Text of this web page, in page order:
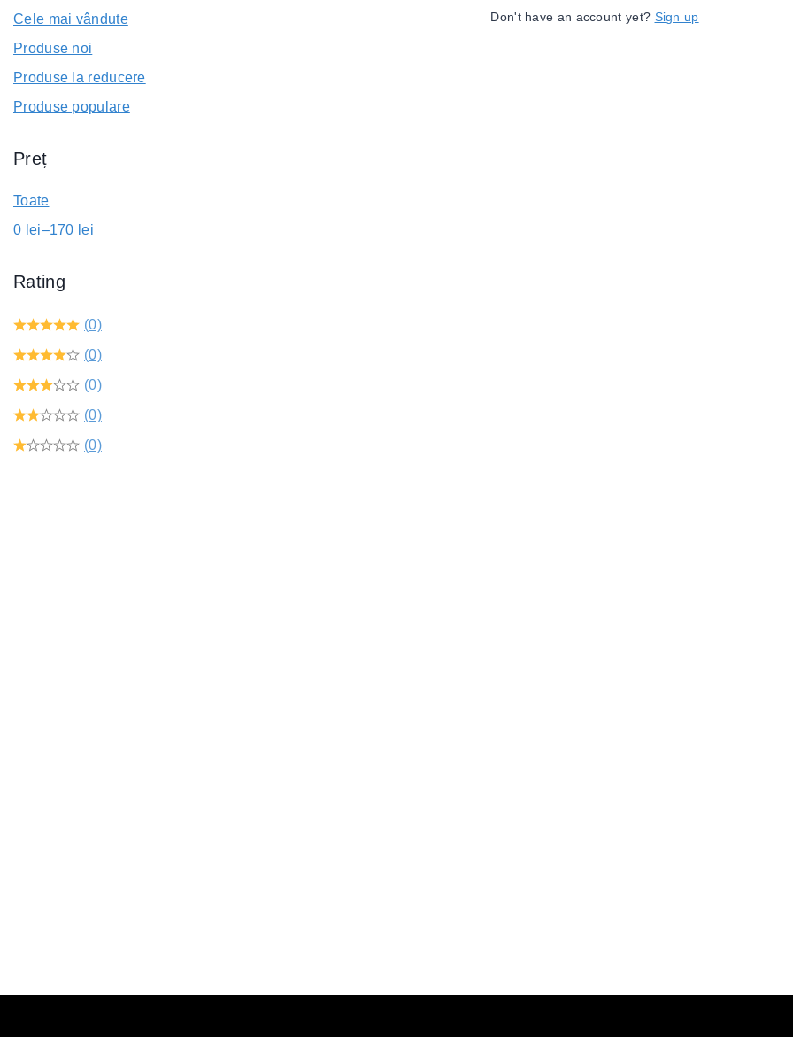
Cele mai vândute
Produse noi
Produse la reducere
Produse populare
Preț
Toate
0 lei–170 lei
Rating
(0)
(0)
(0)
(0)
(0)
Don't have an account yet? Sign up